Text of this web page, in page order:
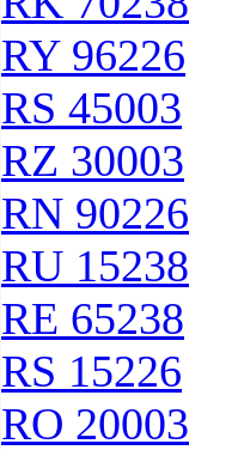
RY 96226
RS 45003
RZ 30003
RN 90226
RU 15238
RE 65238
RS 15226
RO 20003